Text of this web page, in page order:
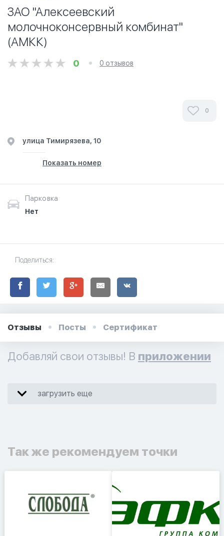
ЗАО "Алексеевский
молочноконсервный комбинат"
(АМКК)
0 0 отзывов
0
улица Тимирязева, 10
Показать номер
Парковка
Нет
Поделиться:
Отзывы Посты Сертификат
Добавляй свои отзывы! В приложении
загрузить еще
Так же рекомендуем точки